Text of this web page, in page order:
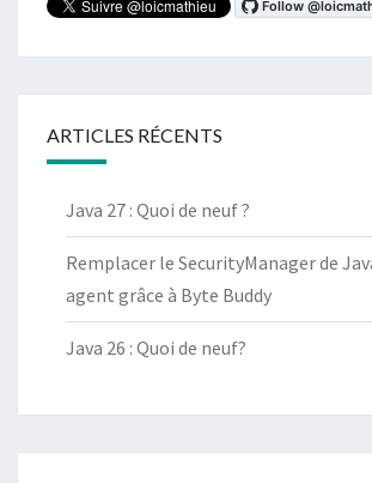
ARTICLES RÉCENTS
Java 27 : Quoi de neuf ?
Remplacer le SecurityManager de
agent grâce à Byte Buddy
Java 26 : Quoi de neuf?